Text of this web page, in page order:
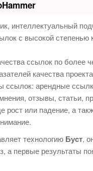
интеллектуальный
с высокой степенью
ссылок по более
качества
арендные
отзывы, статьи,
рост или падение, а
технологию Буст,
а первые результаты